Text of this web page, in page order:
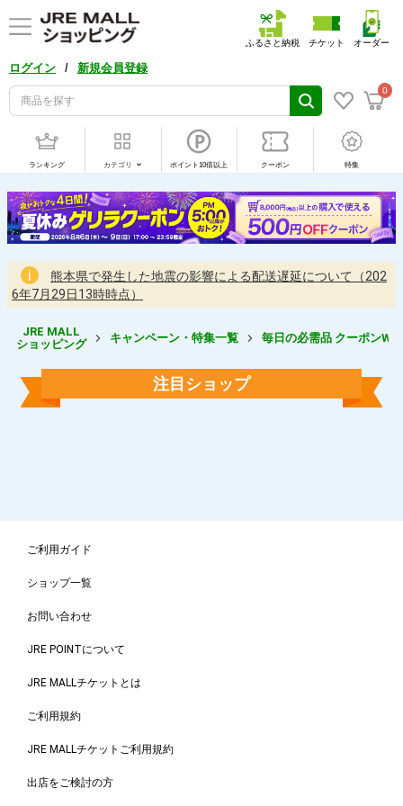
ログイン / 新規会員登録
0
ふるさと納税 チケット オーダー
ランキング カテゴリ ポイント10倍以上 クーポン 特集
熊本県で発生した地震の影響による配送遅延について（202
6年7月29日13時時点）
JRE MALL
ショッピング
キャンペーン・特集一覧 毎日の必需品 クーポン
毎
ー
ポ
ン
E
E
注
目
シ
ョ
注目ショップ
ご利用ガイド
ショップ一覧
お問い合わせ
JRE POINTについて
JRE MALLチケットとは
ご利用規約
JRE MALLチケットご利用規約
出店をご検討の方